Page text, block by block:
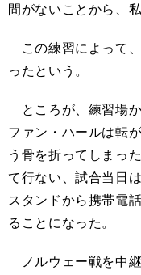
間がないことから、
この練習によって
ったという。
ところが、練習場
ファン・ハールは転
う骨を折ってしまっ
て行ない、試合当日
スタンドから携帯電
ることになった。
ノルウェー戦を中